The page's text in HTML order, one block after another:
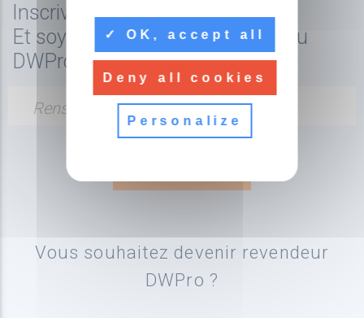
Inscrivez-vous à la newsletter
Et soyez tenu au courant de l'actu
DWPro
Renseignez votre adresse email
Vous souhaitez devenir revendeur
DWPro ?
OK, accept all
Deny all cookies
Personalize